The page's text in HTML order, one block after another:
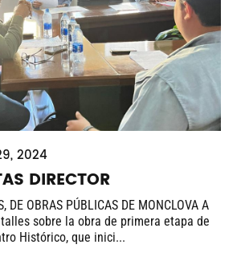
2024
DIRECTOR
DE OBRAS PÚBLICAS DE MONCLOVA A
sobre la obra de primera etapa de
Histórico, que inici...